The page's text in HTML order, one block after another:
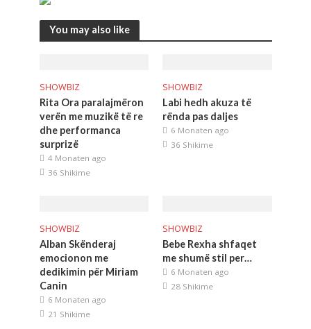
You may also like
SHOWBIZ
Rita Ora paralajmëron
verën me muzikë të re
dhe performanca
surprizë
4 Monaten ago
36 Shikime
SHOWBIZ
Labi hedh akuza të
rënda pas daljes
6 Monaten ago
36 Shikime
SHOWBIZ
Alban Skënderaj
emocionon me
dedikimin për Miriam
Canin
6 Monaten ago
21 Shikime
SHOWBIZ
Bebe Rexha shfaqet
me shumë stil per…
6 Monaten ago
28 Shikime